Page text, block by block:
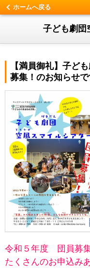
ホームへ戻る
子ども劇団
【満員御礼】子ど
募集！のお知らせで
令和５年度 団員募集
たくさんのお申込み